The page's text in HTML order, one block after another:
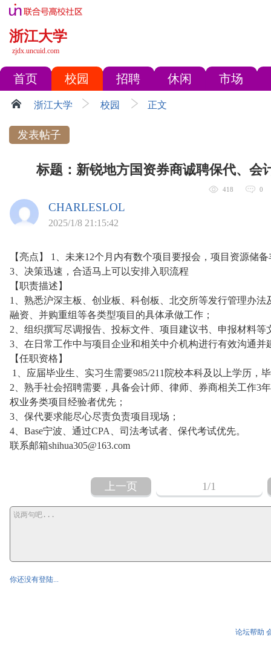
浙江大学
zjdx.uncuid.com
首页 校园 招聘 休闲 市场
浙江大学 校园 正文
发表帖子
标题：新锐地方国资券商诚聘保代、会
418 0
CHARLESLOL
2025/1/8 21:15:42
【亮点】 1、未来12个月内有数个项目要报会，项目资源储
3、决策迅速，合适马上可以安排入职流程
【职责描述】
1、熟悉沪深主板、创业板、科创板、北交所等发行管理办
融资、并购重组等各类型项目的具体承做工作；
2、组织撰写尽调报告、投标文件、项目建议书、申报材料等
3、在日常工作中与项目企业和相关中介机构进行有效沟通并
【任职资格】
1、应届毕业生、实习生需要985/211院校本科及以上学历，
2、熟手社会招聘需要，具备会计师、律师、券商相关工作3
权业务类项目经验者优先；
3、保代要求能尽心尽责负责项目现场；
4、Base宁波、通过CPA、司法考试者、保代考试优先。
联系邮箱shihua305@163.com
上一页 1/1
你还没有登陆...
论坛帮助